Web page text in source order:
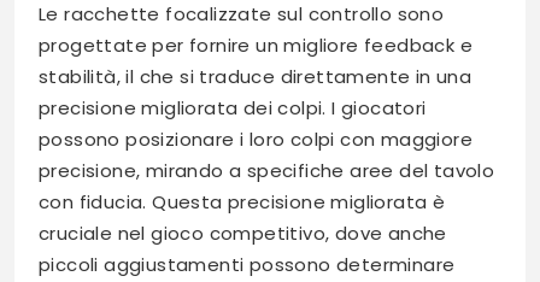
Le racchette focalizzate sul controllo sono
progettate per fornire un migliore feedback e
stabilità, il che si traduce direttamente in una
precisione migliorata dei colpi. I giocatori
possono posizionare i loro colpi con maggiore
precisione, mirando a specifiche aree del tavolo
con fiducia. Questa precisione migliorata è
cruciale nel gioco competitivo, dove anche
piccoli aggiustamenti possono determinare